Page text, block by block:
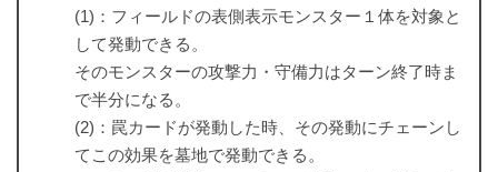
(1)：フィールドの表側表示モンスター１体を対象と
して発動できる。
そのモンスターの攻撃力・守備力はターン終了時ま
で半分になる。
(2)：罠カードが発動した時、その発動にチェーンし
てこの効果を墓地で発動できる。